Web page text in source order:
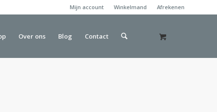
Mijn account Winkelmand Afrekenen
Over ons Blog Contact